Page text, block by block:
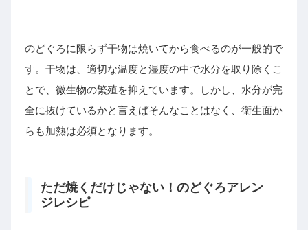
のどぐろに限らず干物は焼いてから食べるのが一般的で
す。干物は、適切な温度と湿度の中で水分を取り除くこ
とで、微生物の繁殖を抑えています。しかし、水分が完
全に抜けているかと言えばそんなことはなく、衛生面か
らも加熱は必須となります。
ただ焼くだけじゃない！のどぐろアレン
ジレシピ